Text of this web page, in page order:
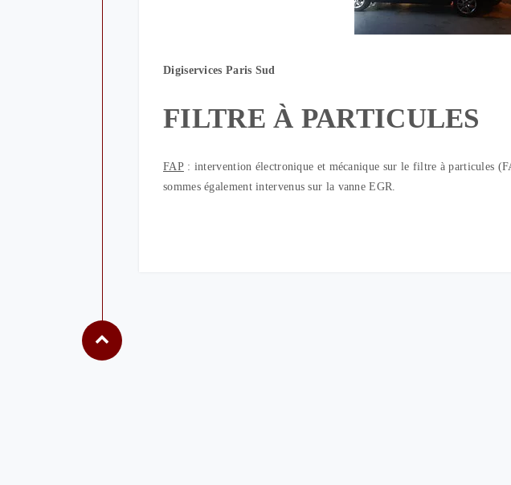
Digiservices Paris Sud
FILTRE À PARTICULES
FAP: intervention électronique et mécanique sur le filtre à particules
sommes également intervenus sur la vanne EGR.